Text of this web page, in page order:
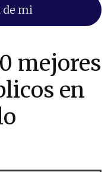
de mi
mejores
en